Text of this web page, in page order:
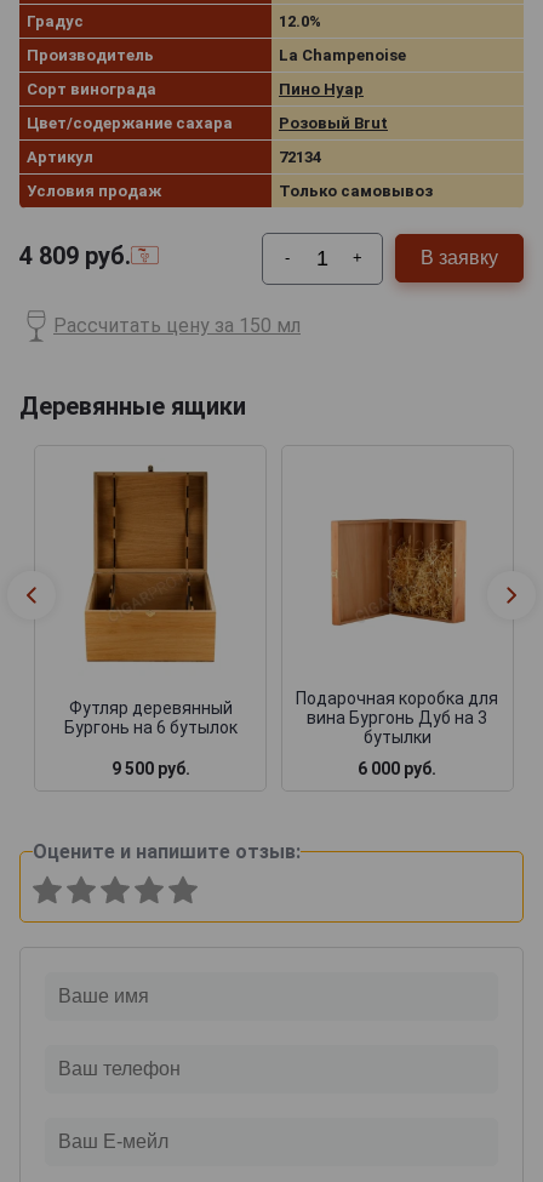
Градус
12.0%
Производитель
La Champenoise
Сорт винограда
Пино Нуар
Цвет/содержание сахара
Розовый Brut
Артикул
72134
Условия продаж
Только самовывоз
4 809 руб. - + В заявку
Рассчитать цену за 150 мл
Деревянные ящики
Футляр деревянный
Бургонь на 6 бутылок
9 500 руб.
Подарочная коробка для
вина Бургонь Дуб на 3
бутылки
6 000 руб.
Оцените и напишите отзыв: